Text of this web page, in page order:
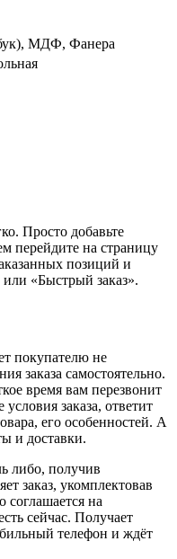
МДФ, Фанера
Просто добавьте
перейдите на страницу
позиций и
«Быстрый заказ».
покупателю не
заказа самостоятельно.
время вам перезвонит
заказа, ответит
его особенностей. А
и доставки.
либо, получив
заказ, укомплектовав
на
сейчас. Получает
телефон и ждёт